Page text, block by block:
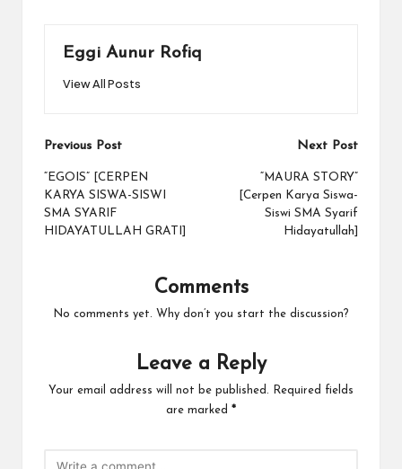
Eggi Aunur Rofiq
View All Posts
Post
navigation
Previous Post
“EGOIS” [CERPEN
KARYA SISWA-SISWI
SMA SYARIF
HIDAYATULLAH GRATI]
Next Post
“MAURA STORY”
[Cerpen Karya Siswa-
Siswi SMA Syarif
Hidayatullah]
Comments
No comments yet. Why don’t you start the discussion?
Leave a Reply
Your email address will not be published.
Required fields
are marked *